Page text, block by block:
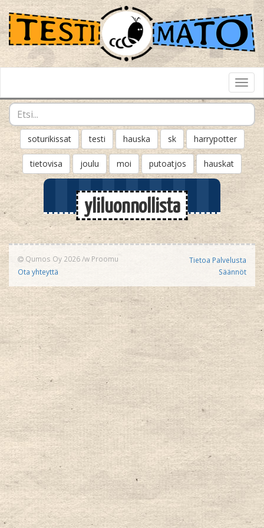
soturikissat testi hauska sk harrypotter
tietovisa joulu moi putoatjos hauskat
yliluonnollista
Qumos Oy 2026/w Proomu
Ota yhteyttä
Tietoa Palvelusta
Säännöt